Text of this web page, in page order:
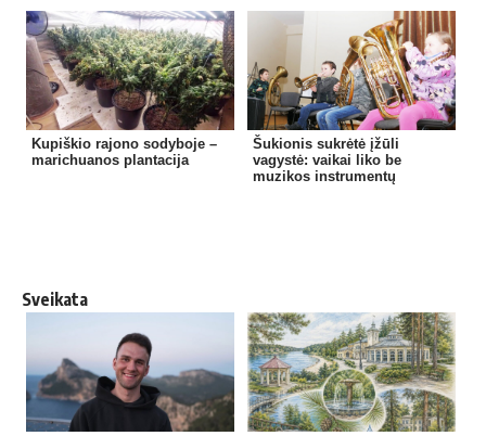
Kupiškio rajono sodyboje –
marichuanos plantacija
Šukionis sukrėtė įžūli
vagystė: vaikai liko be
muzikos instrumentų
Sveikata